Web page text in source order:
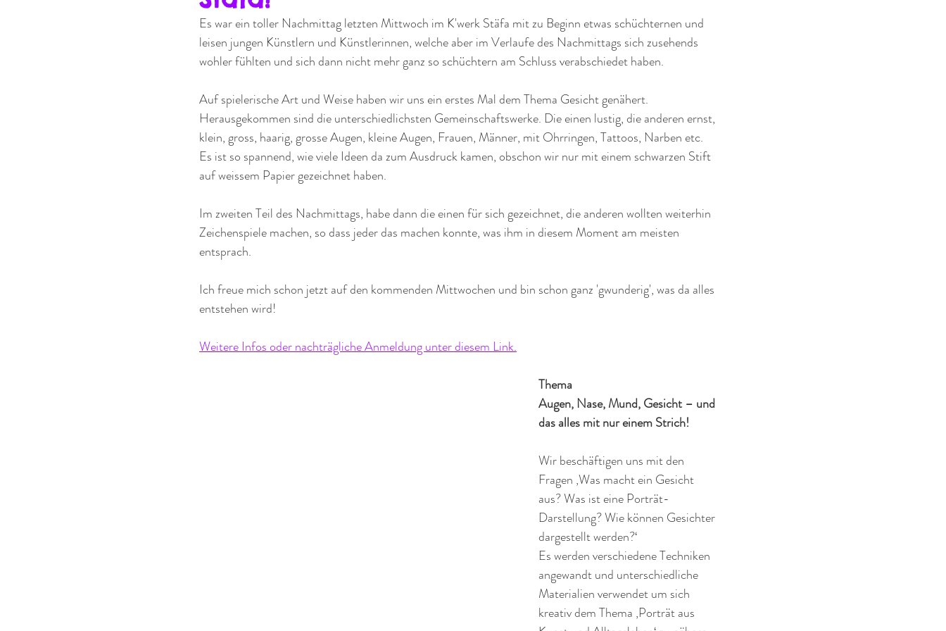
Es war ein toller Nachmittag letzten Mittwoch im K'werk Stäfa mit zu Beginn etwas schüchternen und
leisen jungen Künstlern und Künstlerinnen, welche aber im Verlaufe des Nachmittags sich zusehends
wohler fühlten und sich dann nicht mehr ganz so schüchtern am Schluss verabschiedet haben.
Auf spielerische Art und Weise haben wir uns ein erstes Mal dem Thema Gesicht genähert.
Herausgekommen sind die unterschiedlichsten Gemeinschaftswerke. Die einen lustig, die anderen ernst,
klein, gross, haarig, grosse Augen, kleine Augen, Frauen, Männer, mit Ohrringen, Tattoos, Narben etc.
Es ist so spannend, wie viele Ideen da zum Ausdruck kamen, obschon wir nur mit einem schwarzen Stift
auf weissem Papier gezeichnet haben.
Im zweiten Teil des Nachmittags, habe dann die einen für sich gezeichnet, die anderen wollten weiterhin
Zeichenspiele machen, so dass jeder das machen konnte, was ihm in diesem Moment am meisten
entsprach.
Ich freue mich schon jetzt auf den kommenden Mittwochen und bin schon ganz 'gwunderig', was da alles
entstehen wird!
Weitere Infos oder nachträgliche Anmeldung unter diesem Link.
Thema
Augen, Nase, Mund, Gesicht – und
das alles mit nur einem Strich!
Wir beschäftigen uns mit den
Fragen ‚Was macht ein Gesicht
aus? Was ist eine Porträt-
Darstellung? Wie können Gesichter
dargestellt werden?‘
Es werden verschiedene Techniken
angewandt und unterschiedliche
Materialien verwendet um sich
kreativ dem Thema ‚Porträt aus